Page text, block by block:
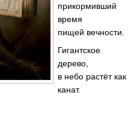
прикормивший
время
пищей вечности.
Гигантское
дерево,
в небо растёт как
канат.